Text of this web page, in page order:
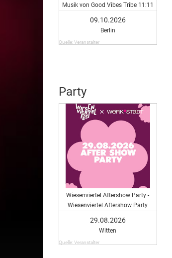
Musik von Good Vibes Tribe 11:11
09.10.2026
Berlin
Quelle: Veranstalter
Party
Wiesenviertel Aftershow Party -
Wiesenviertel Aftershow Party
29.08.2026
Witten
Quelle: Veranstalter